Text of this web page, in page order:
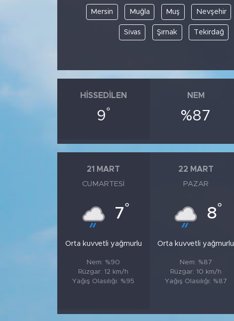
Mersin Muğla Muş Nevşehir
Sivas Şırnak Tekirdağ
HISSEDILEN
9°
NEM
%87
21 MART
CUMARTESI
7°
Orta kuvvetli yağmurlu
Nem: %90
Rüzgar: 12 km/h
Yağış Olasılığı: %95
22 MART
PAZAR
8°
Orta kuvvetli yağmurlu
Nem: %87
Rüzgar: 10 km/h
Yağış Olasılığı: %87